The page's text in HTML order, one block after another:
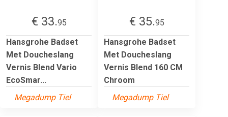
€ 33.95
Hansgrohe Badset
Met Doucheslang
Vernis Blend Vario
EcoSmar...
Megadump Tiel
€ 35.95
Hansgrohe Badset
Met Doucheslang
Vernis Blend 160 CM
Chroom
Megadump Tiel